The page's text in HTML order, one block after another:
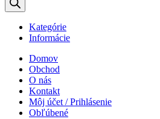
Kategórie
Informácie
Domov
Obchod
O nás
Kontakt
Môj účet / Prihlásenie
Obľúbené